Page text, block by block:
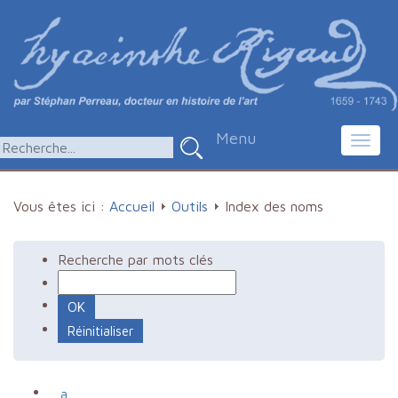
Menu
Vous êtes ici : Accueil Outils Index des noms
Recherche par mots clés
a